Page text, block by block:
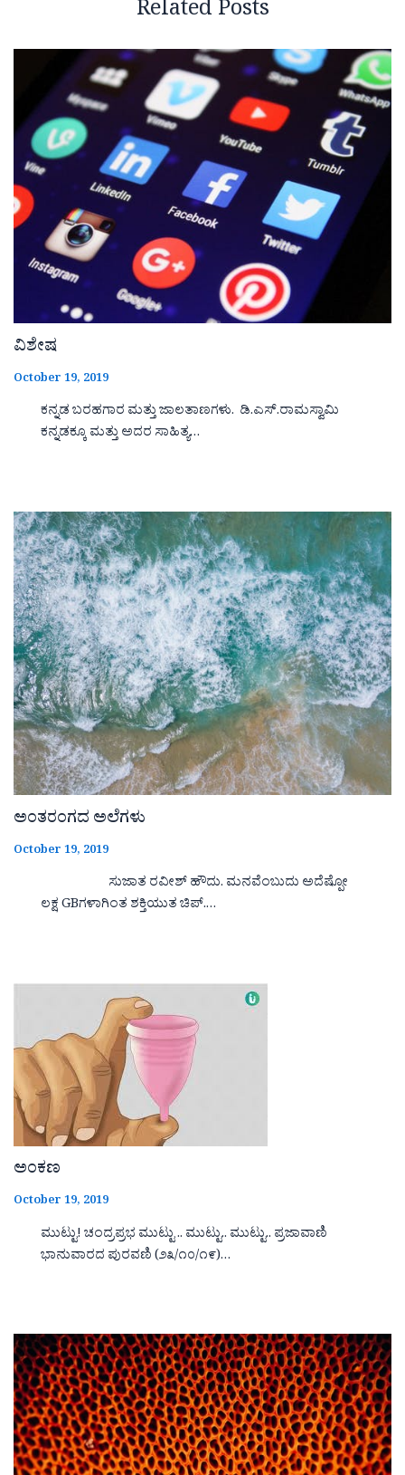
Related Posts
ವಿಶೇಷ
October 19, 2019
ಕನ್ನಡ ಬರಹಗಾರ ಮತ್ತು ಜಾಲತಾಣಗಳು. ಡಿ.ಎಸ್.ರಾಮಸ್ವಾಮಿ
ಕನ್ನಡಕ್ಕೂ ಮತ್ತು ಅದರ ಸಾಹಿತ್ಯ…
ಅಂತರಂಗದ ಅಲೆಗಳು
October 19, 2019
ಸುಜಾತ ರವೀಶ್ ಹೌದು. ಮನವೆಂಬುದು ಅದೆಷ್ಪೋ
ಲಕ್ಷ GBಗಳಾಗಿಂತ ಶಕ್ತಿಯುತ ಚಿಪ್.…
ಅಂಕಣ
October 19, 2019
ಮುಟ್ಟು! ಚಂದ್ರಪ್ರಭ ಮುಟ್ಟು .. ಮುಟ್ಟು.. ಮುಟ್ಟು.. ಪ್ರಜಾವಾಣಿ
ಭಾನುವಾರದ ಪುರವಣಿ (೨೩/೧೦/೧೯)…